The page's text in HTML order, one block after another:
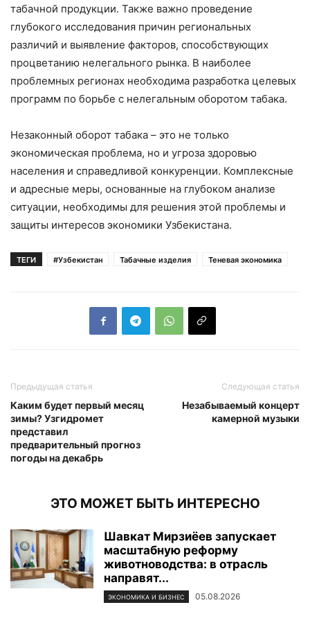
табачной продукции. Также важно проведение
глубокого исследования причин региональных
различий и выявление факторов, способствующих
процветанию нелегального рынка. В наиболее
проблемных регионах необходима разработка целевых
программ по борьбе с нелегальным оборотом табака.
Незаконный оборот табака – это не только
экономическая проблема, но и угроза здоровью
населения и справедливой конкуренции. Комплексные
и адресные меры, основанные на глубоком анализе
ситуации, необходимы для решения этой проблемы и
защиты интересов экономики Узбекистана.
ТЕГИ #Узбекистан Табачные изделия Теневая экономика
Предыдущая статья
Каким будет первый месяц
зимы? Узгидромет
представил
предварительный прогноз
погоды на декабрь
Следующая статья
Незабываемый концерт
камерной музыки
ЭТО МОЖЕТ БЫТЬ ИНТЕРЕСНО
Шавкат Мирзиёев запускает
масштабную реформу
животноводства: в отрасль
направят...
ЭКОНОМИКА И БИЗНЕС 05.08.2026